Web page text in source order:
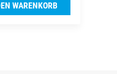
WARENKORB